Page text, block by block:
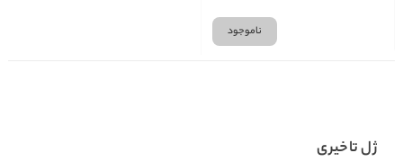
ناموجود
ژل تاخیری